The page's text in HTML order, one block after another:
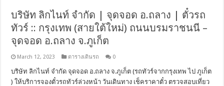
บริษัท ลิกไนท์ จำกัด | จุดจอด อ.ถลาง | ตั๋วรถ
ทัวร์ :: กรุงเทพ (สายใต้ใหม่) ถนนบรมราชนนี –
จุดจอด อ.ถลาง จ.ภูเก็ต
March 12, 2023 ตารางเดินรถ 0
บริษัท ลิกไนท์ จำกัด จุดจอด อ.ถลาง จ.ภูเก็ต (รถทัวร์จากกรุงเทพ ไป ภูเก็ต
) ให้บริการจองตั๋วรถทัวร์ล่วงหน้า วันเดินทาง เช็คราคาตั๋ว ตรวจสอบเที่ยว